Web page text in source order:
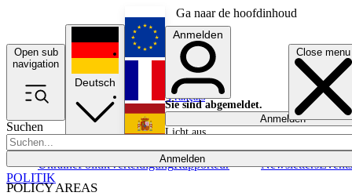
Ga naar de hoofdinhoud
Open sub
navigation
Close menu
Suchen
Anmelden
POLICY AREAS
UkrainePolitikVerteidigungRapporteur NewslettersEvents
Deutsch
English
Français
Anmelden
Sie sind abgemeldet.
Anmelden
Licht aus
POLITIK